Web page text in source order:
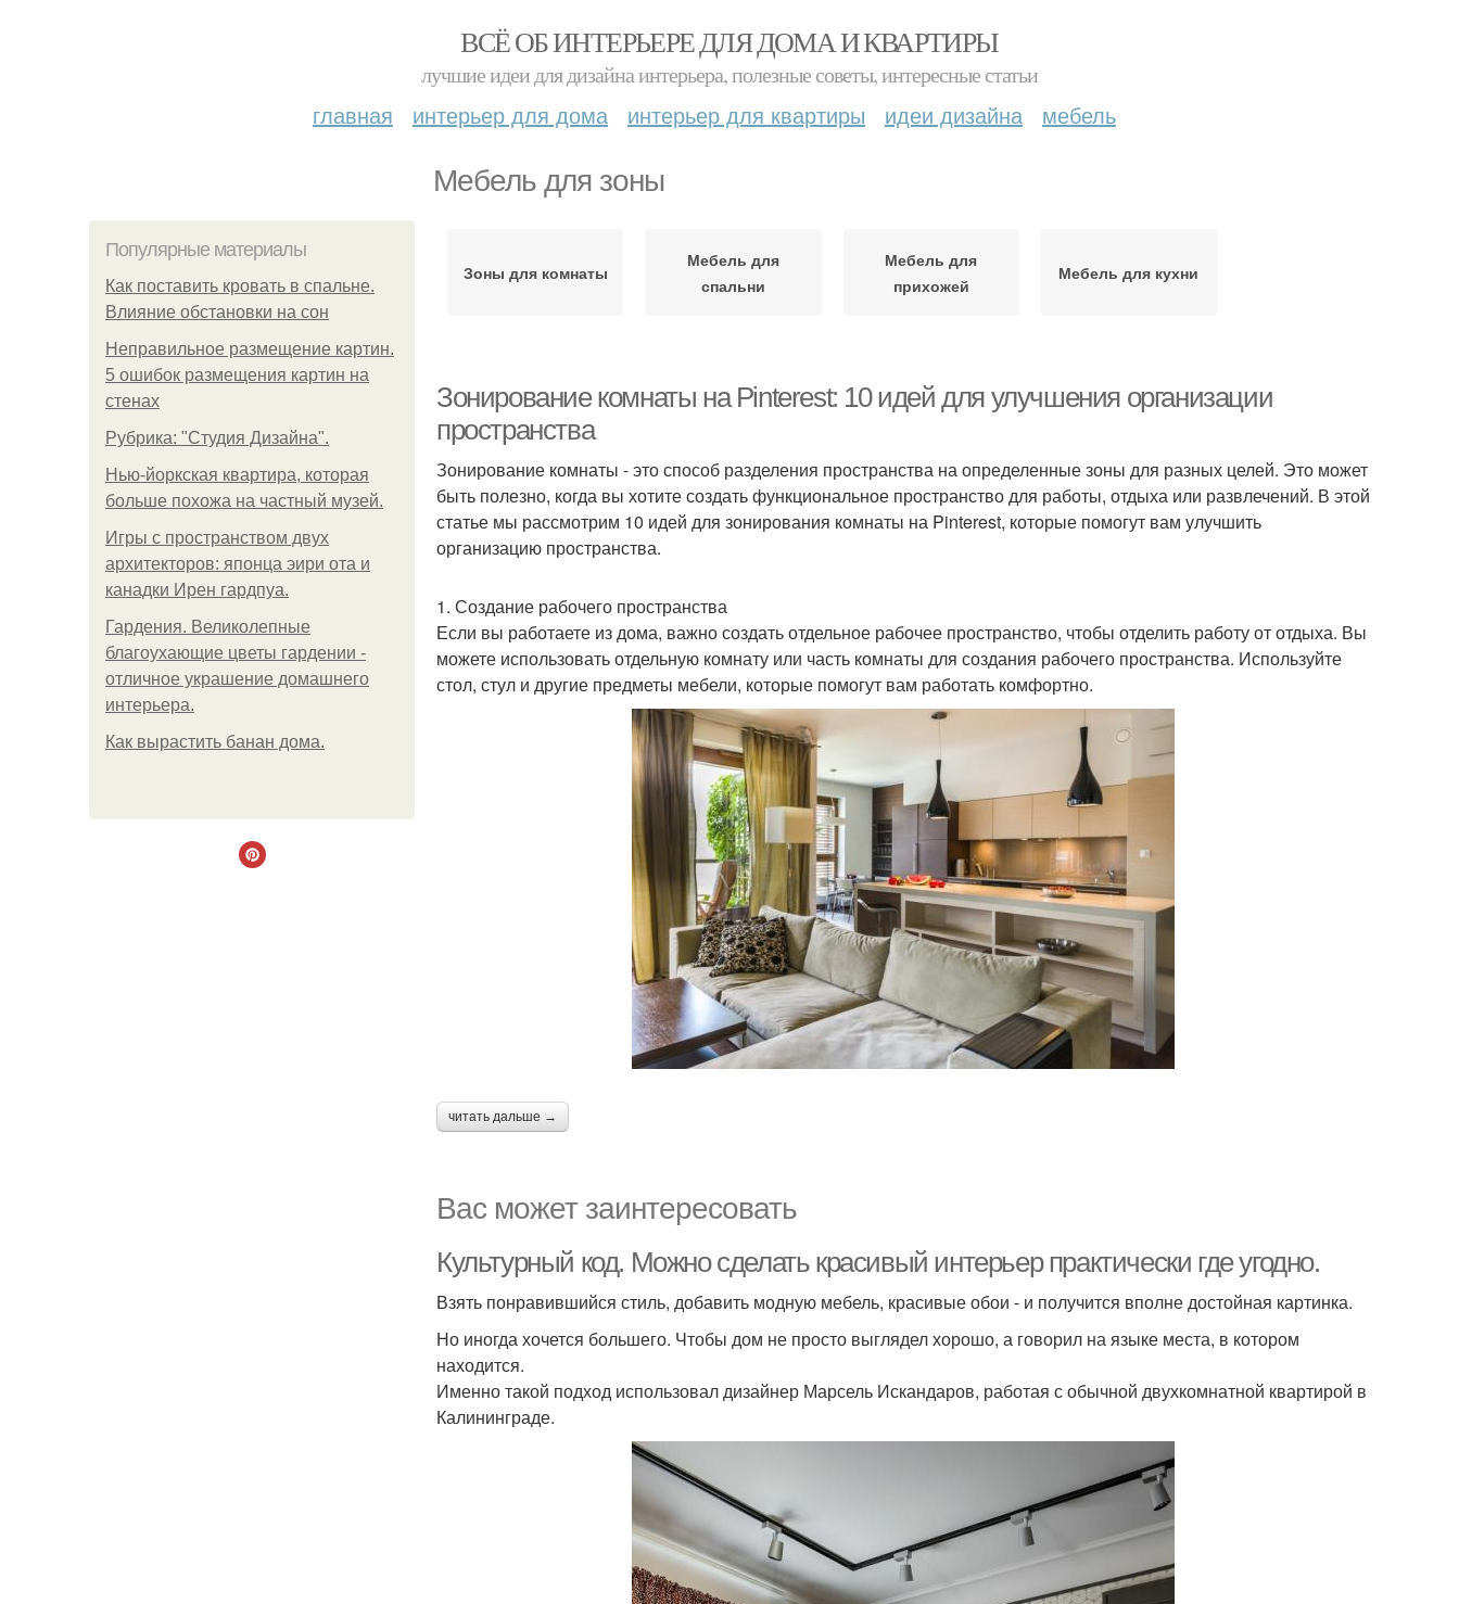
ВСЁ ОБ ИНТЕРЬЕРЕ ДЛЯ ДОМА И КВАРТИРЫ
лучшие идеи для дизайна интерьера, полезные советы, интересные статьи
главная интерьер для дома интерьер для квартиры идеи дизайна мебель
Мебель для зоны
Популярные материалы
Как поставить кровать в спальне.
Влияние обстановки на сон
Неправильное размещение картин.
5 ошибок размещения картин на
стенах
Рубрика: "Студия Дизайна".
Нью-йоркская квартира, которая
больше похожа на частный музей.
Игры с пространством двух
архитекторов: японца эири ота и
канадки Ирен гардпуа.
Гардения. Великолепные
благоухающие цветы гардении -
отличное украшение домашнего
интерьера.
Как вырастить банан дома.
Зоны для комнаты
Мебель для
спальни
Мебель для
прихожей
Мебель для кухни
Зонирование комнаты на Pinterest: 10 идей для улучшения организации
пространства
Зонирование комнаты - это способ разделения пространства на определенные зоны для разных целей. Это может
быть полезно, когда вы хотите создать функциональное пространство для работы, отдыха или развлечений. В этой
статье мы рассмотрим 10 идей для зонирования комнаты на Pinterest, которые помогут вам улучшить
организацию пространства.
1. Создание рабочего пространства
Если вы работаете из дома, важно создать отдельное рабочее пространство, чтобы отделить работу от отдыха. Вы
можете использовать отдельную комнату или часть комнаты для создания рабочего пространства. Используйте
стол, стул и другие предметы мебели, которые помогут вам работать комфортно.
читать дальше →
Вас может заинтересовать
Культурный код. Можно сделать красивый интерьер практически где угодно.
Взять понравившийся стиль, добавить модную мебель, красивые обои - и получится вполне достойная картинка.
Но иногда хочется большего. Чтобы дом не просто выглядел хорошо, а говорил на языке места, в котором
находится.
Именно такой подход использовал дизайнер Марсель Искандаров, работая с обычной двухкомнатной квартирой в
Калининграде.